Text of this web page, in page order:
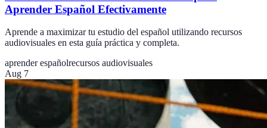
Aprender Español Efectivamente
Aprende a maximizar tu estudio del español utilizando recursos
audiovisuales en esta guía práctica y completa.
aprender españolrecursos audiovisuales
Aug 7